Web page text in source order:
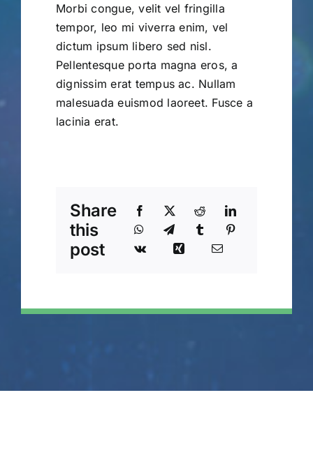
Morbi congue, velit vel fringilla
tempor, leo mi viverra enim, vel
dictum ipsum libero sed nisl.
Pellentesque porta magna eros, a
dignissim erat tempus ac. Nullam
malesuada euismod laoreet. Fusce a
lacinia erat.
Share
this
post